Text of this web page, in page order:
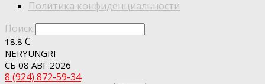
Политика конфиденциальности
Поиск
18.8 C
NERYUNGRI
СБ 08 АВГ 2026
8 (924) 872-59-34